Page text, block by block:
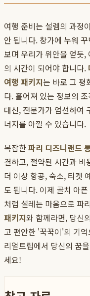
여행 준비는 설렘의 과정
안 됩니다. 창가에 누워
보며 우리가 위안을 얻듯,
의 시간이 되어야 합니다.
여행 패키지는 바로 그 평
다. 흩어져 있는 정보의
대신, 전문가가 엄선하여
너지를 아낄 수 있습니다.
복잡한파리 디즈니랜드
결하고, 절약된 시간과
더 이상 항공, 숙소, 티켓
도 됩니다. 이제 골치 아
처럼 설레는 마음으로 파
패키지와 함께라면, 당신
고 편안한 '꾹꾹이'의 기
리얼트립에서 당신의 꿈
세요!